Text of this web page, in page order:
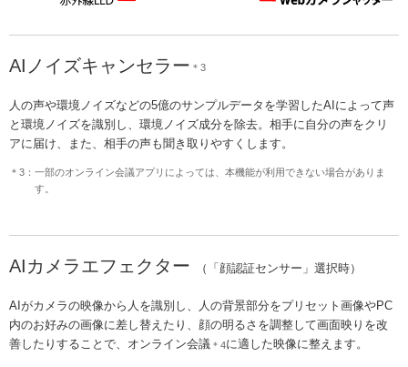
AIノイズキャンセラー ＊3
人の声や環境ノイズなどの5億のサンプルデータを学習したAIによって声
と環境ノイズを識別し、環境ノイズ成分を除去。相手に自分の声をクリ
アに届け、また、相手の声も聞き取りやすくします。
＊3：一部のオンライン会議アプリによっては、本機能が利用できない場合がありま
す。
AIカメラエフェクター （「顔認証センサー」選択時）
AIがカメラの映像から人を識別し、人の背景部分をプリセット画像やPC
内のお好みの画像に差し替えたり、顔の明るさを調整して画面映りを改
善したりすることで、オンライン会議 ＊4に適した映像に整えます。